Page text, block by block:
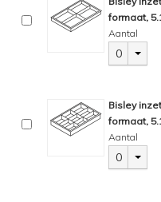
formaat,
Aantal
0
Bisley
formaat,
Aantal
0